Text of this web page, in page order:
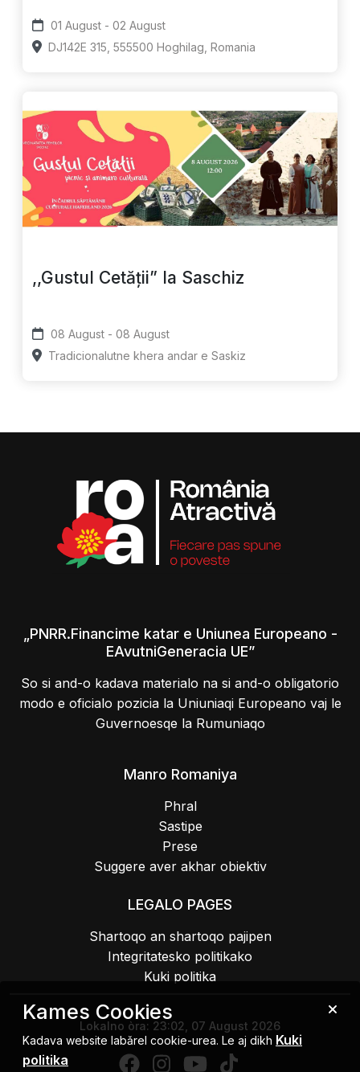
01 August - 02 August
DJ142E 315, 555500 Hoghilag, Romania
,,Gustul Cetății” la Saschiz
08 August - 08 August
Tradicionalutne khera andar e Saskiz
„PNRR.Financime katar e Uniunea Europeano -
EAvutniGeneracia UE”
So si and-o kadava materialo na si and-o obligatorio
modo e oficialo pozicia la Uniuniaqi Europeano vaj le
Guvernoesqe la Rumuniaqo
Manro Romaniya
Phral
Sastipe
Prese
Suggere aver akhar obiektiv
LEGALO PAGES
Shartoqo an shartoqo pajipen
Integritatesko politikako
Kuki politika
Lokalno òra: 23:02, 07 August 2026
Kames Cookies
Kadava website labǎrel cookie-urea. Le aj dikh Kuki
politika